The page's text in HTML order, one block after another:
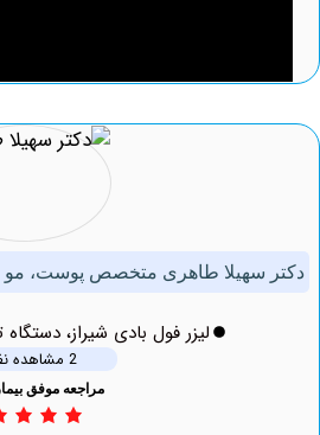
طاهری متخصص پوست، مو و زیبایی
لیزر فول بادی شیراز، دستگاه تیتانیوم 2023برای کل بدن
مراجعه موفق بیماران 1882